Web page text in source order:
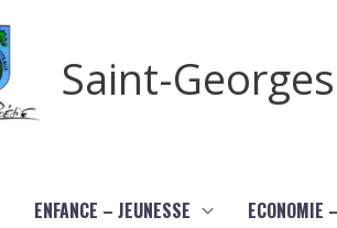
Saint-
ENFANCE – JEUNESSE ECONOMIE